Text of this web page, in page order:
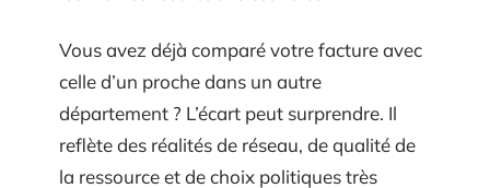
Vous avez déjà comparé votre facture avec
celle d’un proche dans un autre
département ? L’écart peut surprendre. Il
reflète des réalités de réseau, de qualité de
la ressource et de choix politiques très